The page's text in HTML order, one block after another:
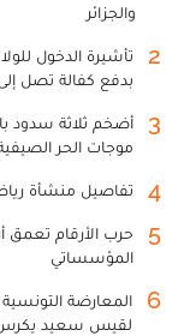
والجزائر
2
بدفع كفالة تصل إلى 20 ألف
3
أضخم ثلاثة
موجات الحر
4 تفاصيل منشأة
5
حرب الأرقام تعمق
المؤسساتي
6
المعارضة
لقيس سعيد يكرس